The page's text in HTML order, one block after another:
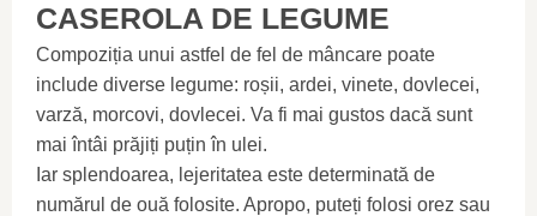
CASEROLA DE LEGUME
Compoziția unui astfel de fel de mâncare poate
include diverse legume: roșii, ardei, vinete, dovlecei,
varză, morcovi, dovlecei. Va fi mai gustos dacă sunt
mai întâi prăjiți puțin în ulei.
Iar splendoarea, lejeritatea este determinată de
numărul de ouă folosite. Apropo, puteți folosi orez sau